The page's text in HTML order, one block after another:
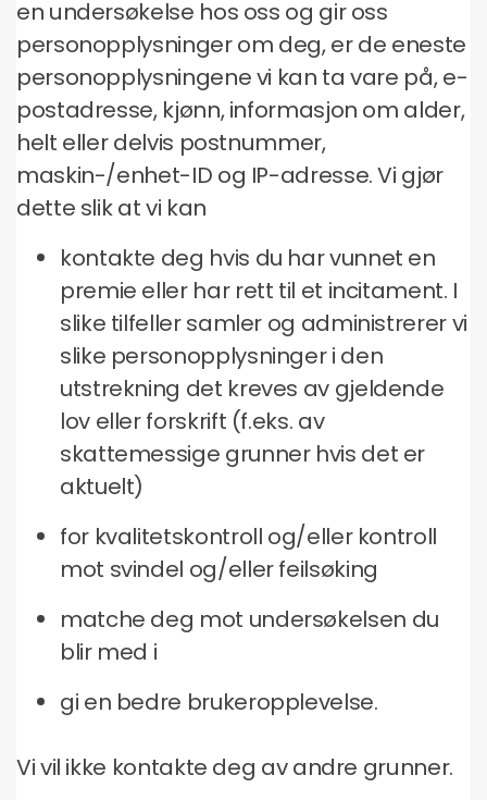
en undersøkelse hos oss og gir oss
personopplysninger om deg, er de eneste
personopplysningene vi kan ta vare på, e-
postadresse, kjønn, informasjon om alder,
helt eller delvis postnummer,
maskin-/enhet-ID og IP-adresse. Vi gjør
dette slik at vi kan
kontakte deg hvis du har vunnet en
premie eller har rett til et incitament. I
slike tilfeller samler og administrerer vi
slike personopplysninger i den
utstrekning det kreves av gjeldende
lov eller forskrift (f.eks. av
skattemessige grunner hvis det er
aktuelt)
for kvalitetskontroll og/eller kontroll
mot svindel og/eller feilsøking
matche deg mot undersøkelsen du
blir med i
gi en bedre brukeropplevelse.
Vi vil ikke kontakte deg av andre grunner.